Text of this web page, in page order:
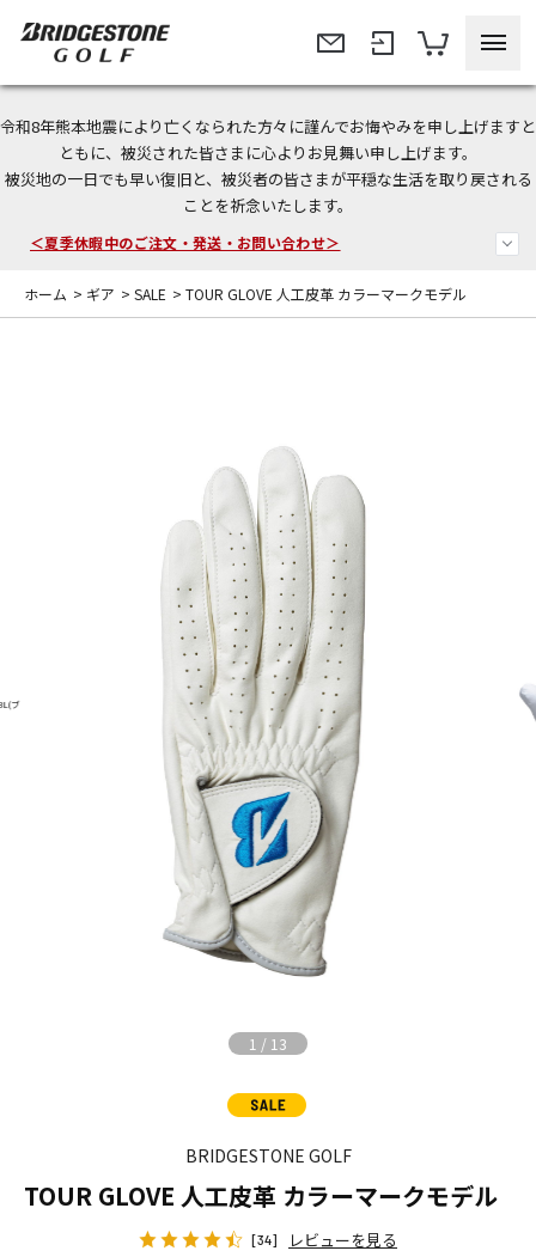
令和8年熊本地震により亡くなられた方々に謹んでお悔やみを申し上げますと
ともに、被災された皆さまに心よりお見舞い申し上げます。
被災地の一日でも早い復旧と、被災者の皆さまが平穏な生活を取り戻される
ことを祈念いたします。
今なら新規会員登録で1,000円OFFクーポンプレゼント！
＜商品配送に関するお知らせ＞
＜夏季休暇中のご注文・発送・お問い合わせ＞
ホーム > ギア > SALE > TOUR GLOVE 人工皮革 カラーマークモデル
1 / 13
BRIDGESTONE GOLF
TOUR GLOVE 人工皮革 カラーマークモデル
[34] レビューを見る